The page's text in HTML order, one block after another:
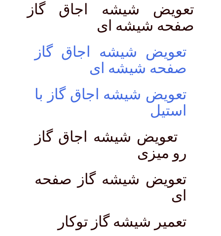
تعویض شیشه اجاق گاز
صفحه شیشه ای
تعویض شیشه اجاق گاز
صفحه شیشه ای
تعویض شیشه اجاق گاز با
استیل
تعویض شیشه اجاق گاز
رو میزی
تعویض شیشه گاز صفحه
ای
تعمیر شیشه گاز توکار